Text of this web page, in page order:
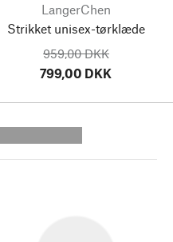
LangerChen
Strikket unisex-tørklæde
959,00 DKK
799,00 DKK